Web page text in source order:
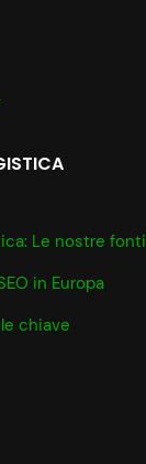
Le nostre fonti
in Europa
chiave